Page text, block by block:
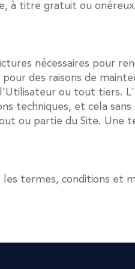
à titre gratuit ou
nécessaires pour
des raisons de
l'Utilisateur ou tout tiers.
techniques, et cela sans
ou partie du Site. Une
termes, conditions et